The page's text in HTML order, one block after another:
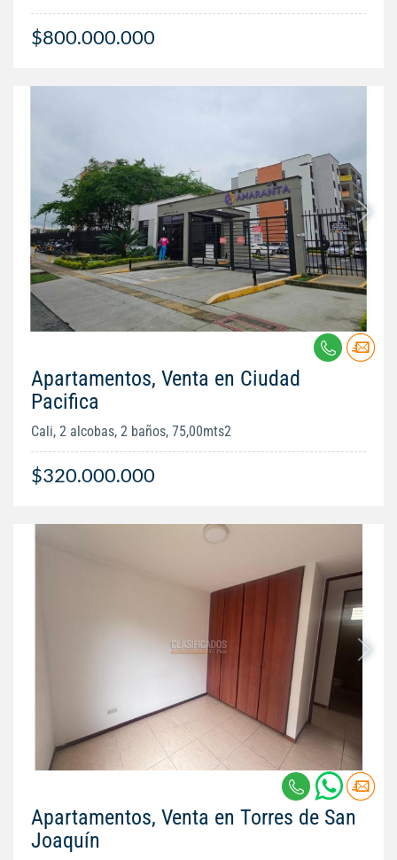
$800.000.000
Apartamentos, Venta en Ciudad
Pacifica
Cali, 2 alcobas, 2 baños, 75,00mts2
$320.000.000
Apartamentos, Venta en Torres de San
Joaquín